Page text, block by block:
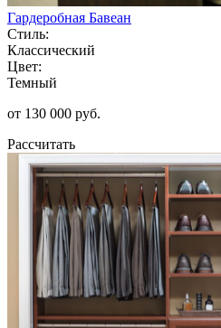
Гардеробная Бавеан
Стиль:
Классический
Цвет:
Темный
от 130 000 руб.
Рассчитать